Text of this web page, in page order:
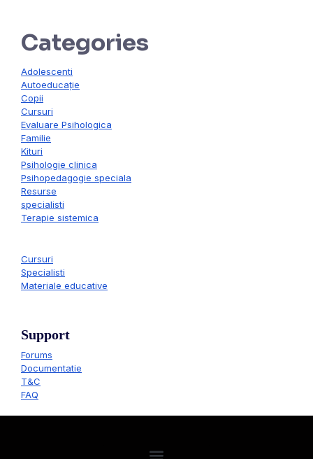
Categories
Adolescenti
Autoeducație
Copii
Cursuri
Evaluare Psihologica
Familie
Kituri
Psihologie clinica
Psihopedagogie speciala
Resurse
specialisti
Terapie sistemica
Cursuri
Specialisti
Materiale educative
Support
Forums
Documentatie
T&C
FAQ